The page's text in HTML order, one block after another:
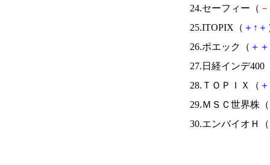
24.セーフィー（ －
25.ITOPIX（ ＋ ↑ ＋
26.ポエック（ ＋ ＋
27.日経インデ400
28.ＴＯＰＩＸ（ ＋
29.ＭＳＣ世界株（
30.エンバイオＨ（